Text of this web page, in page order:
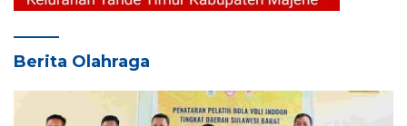
Berita Olahraga